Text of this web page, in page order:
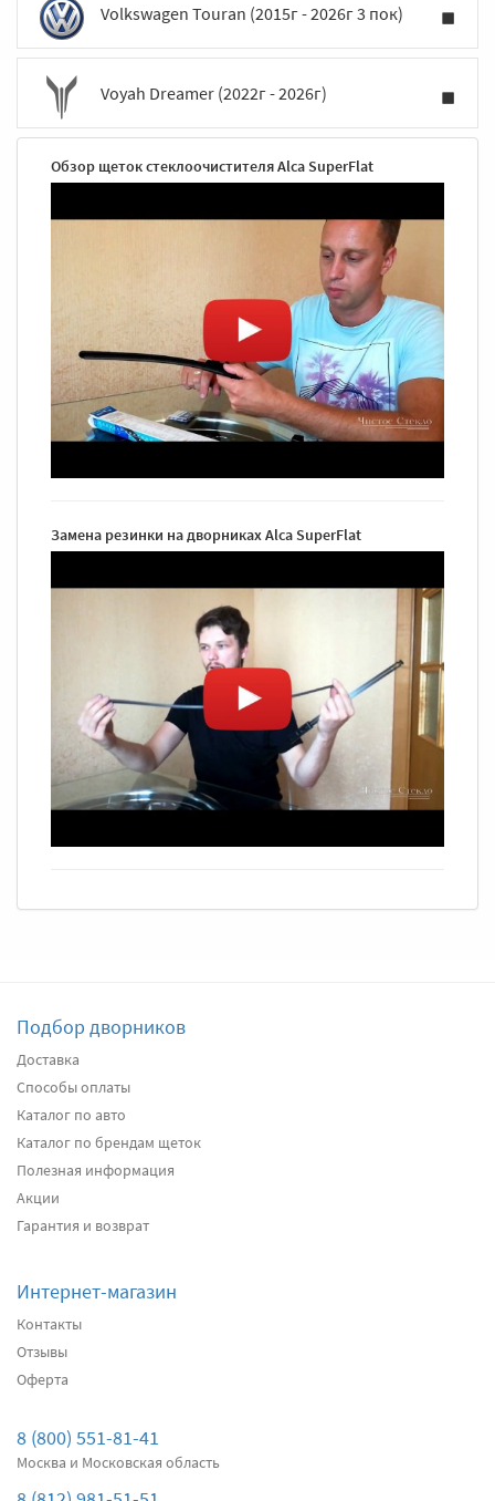
Volkswagen Touran (2015г - 2026г 3 пок)
Voyah Dreamer (2022г - 2026г)
Обзор щеток стеклоочистителя Alca SuperFlat
Замена резинки на дворниках Alca SuperFlat
Подбор дворников
Доставка
Способы оплаты
Каталог по авто
Каталог по брендам щеток
Полезная информация
Акции
Гарантия и возврат
Интернет-магазин
Контакты
Отзывы
Оферта
8 (800) 551-81-41
Москва и Московская область